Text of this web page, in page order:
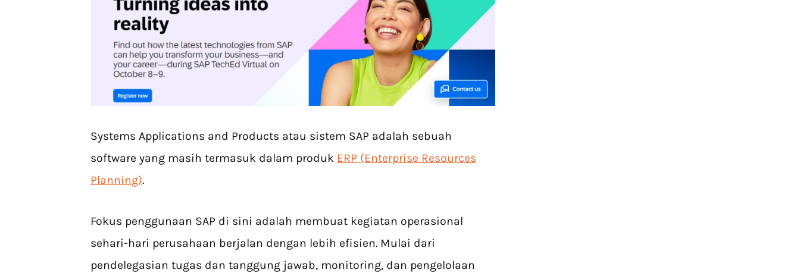
Systems Applications and Products atau sistem SAP adalah sebuah
software yang masih termasuk dalam produk ERP (Enterprise Resources
Planning).
Fokus penggunaan SAP di sini adalah membuat kegiatan operasional
sehari-hari perusahaan berjalan dengan lebih efisien. Mulai dari
pendelegasian tugas dan tanggung jawab, monitoring, dan pengelolaan